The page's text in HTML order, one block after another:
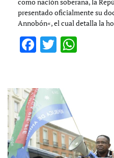
presentado oficialmente su
Annobón«, el cual detalla la
Facebook
Twitter